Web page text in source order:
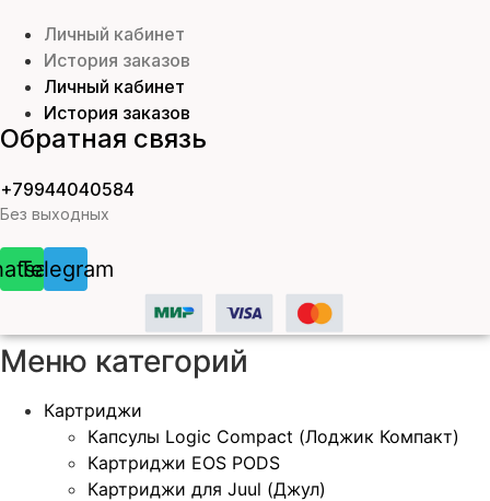
Личный кабинет
История заказов
Личный кабинет
История заказов
Обратная связь
+79944040584
Без выходных
Telegram
Меню категорий
Картриджи
Капсулы Logic Compact (Лоджик Компакт)
Картриджи EOS PODS
Картриджи для Juul (Джул)